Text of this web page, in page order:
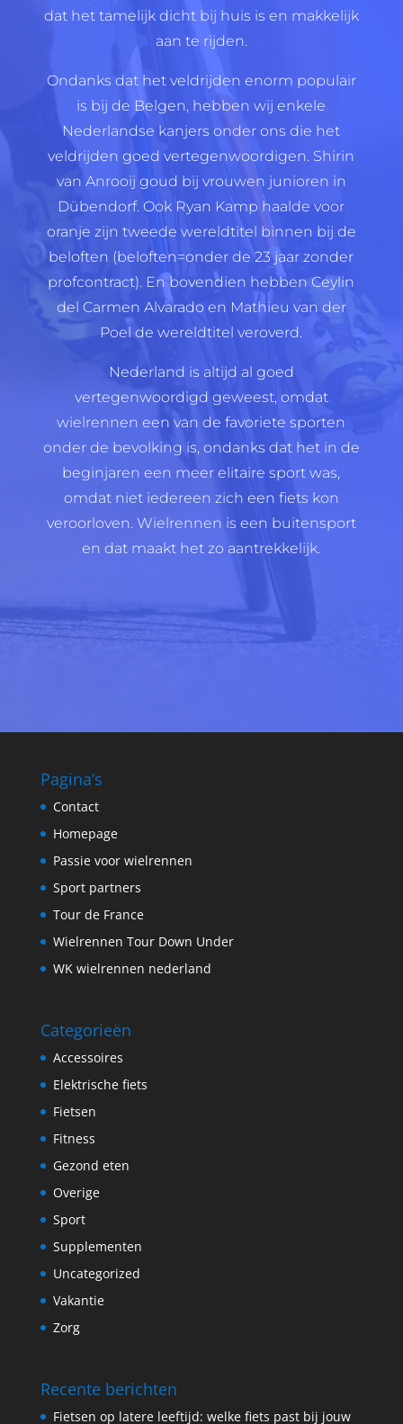
dat het tamelijk dicht bij huis is en makkelijk
aan te rijden.
Ondanks dat het veldrijden enorm populair
is bij de Belgen, hebben wij enkele
Nederlandse kanjers onder ons die het
veldrijden goed vertegenwoordigen. Shirin
van Anrooij goud bij vrouwen junioren in
Dübendorf. Ook Ryan Kamp haalde voor
oranje zijn tweede wereldtitel binnen bij de
beloften (beloften=onder de 23 jaar zonder
profcontract). En bovendien hebben Ceylin
del Carmen Alvarado en Mathieu van der
Poel de wereldtitel veroverd.
Nederland is altijd al goed
vertegenwoordigd geweest, omdat
wielrennen een van de favoriete sporten
onder de bevolking is, ondanks dat het in de
beginjaren een meer elitaire sport was,
omdat niet iedereen zich een fiets kon
veroorloven. Wielrennen is een buitensport
en dat maakt het zo aantrekkelijk.
Pagina’s
Contact
Homepage
Passie voor wielrennen
Sport partners
Tour de France
Wielrennen Tour Down Under
WK wielrennen nederland
Categorieën
Accessoires
Elektrische fiets
Fietsen
Fitness
Gezond eten
Overige
Sport
Supplementen
Uncategorized
Vakantie
Zorg
Recente berichten
Fietsen op latere leeftijd: welke fiets past bij jouw